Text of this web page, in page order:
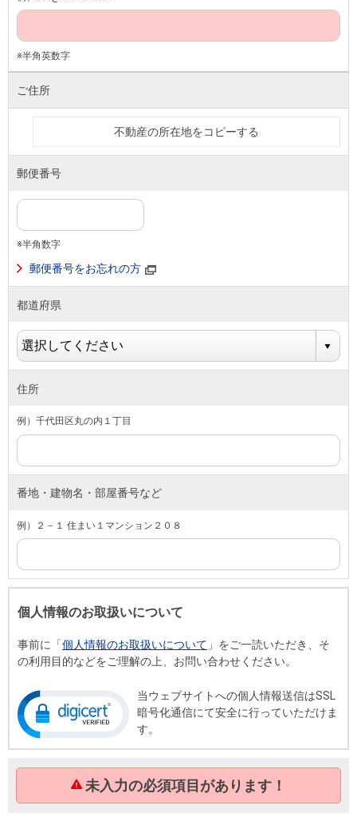
※半角英数字
ご住所
不動産の所在地をコピーする
郵便番号
※半角数字
郵便番号をお忘れの方
都道府県
住所
例）千代田区丸の内１丁目
番地・建物名・部屋番号など
例）２－１ 住まい１マンション２０８
個人情報のお取扱いについて
事前に「個人情報のお取扱いについて 」をご一読いただき、そ
の利用目的などをご理解の上、お問い合わせください。
当ウェブサイトへの個人情報送信はSSL
暗号化通信にて安全に行っていただけま
す。
未入力の必須項目があります！